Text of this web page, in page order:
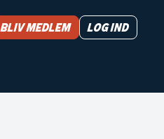
Bliv medlem Log ind